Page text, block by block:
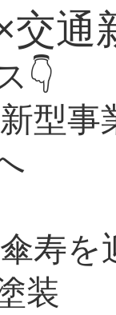
交通
👇
型
寿
装